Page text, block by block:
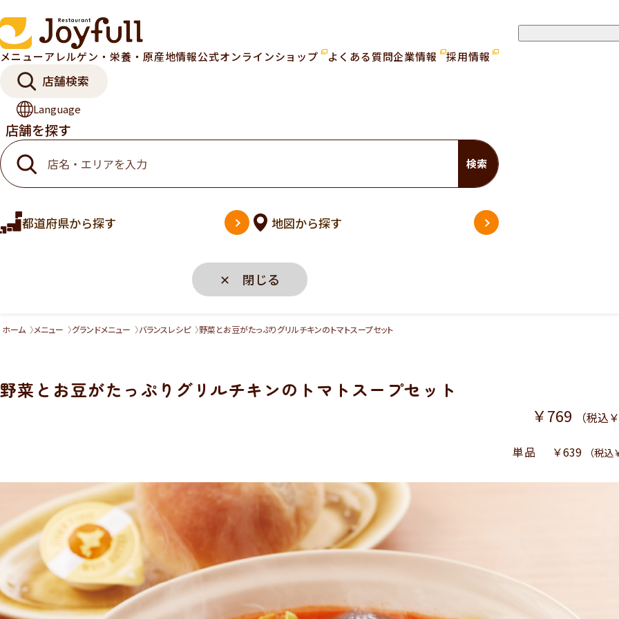
メニューアレルゲン・栄養・原産地情報公式オンラインショップ よくある質問企業情報 採用情報
店舗検索
Language
店舗を探す
検索
都道府県から探す 地図から探す
✕ 閉じる
ホーム メニュー グランドメニュー バランスレシピ 野菜とお豆がたっぷりグリルチキンのトマトスープセット
野菜とお豆がたっぷりグリルチキンのトマトスープセット
￥769 （税込
単品 ￥639 （税